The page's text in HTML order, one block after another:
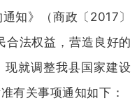
知》（商政〔2017〕
合法权益，营造良好的
就调整我县国家建设
有关事项通知如下：